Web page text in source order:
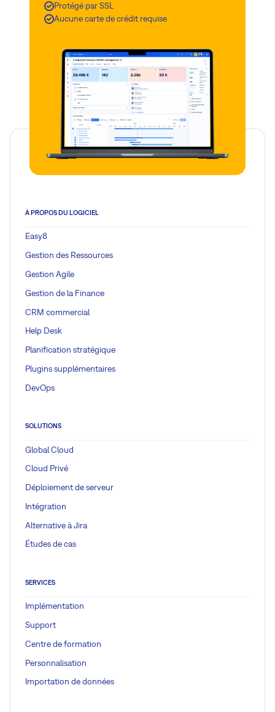
Protégé par SSL
Aucune carte de crédit requise
À PROPOS DU LOGICIEL
Easy8
Gestion des Ressources
Gestion Agile
Gestion de la Finance
CRM commercial
Help Desk
Planification stratégique
Plugins supplémentaires
DevOps
SOLUTIONS
Global Cloud
Cloud Privé
Déploiement de serveur
Intégration
Alternative à Jira
Études de cas
SERVICES
Implémentation
Support
Centre de formation
Personnalisation
Importation de données